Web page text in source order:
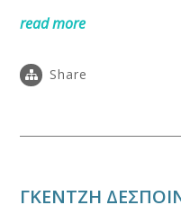
read more
Share
ΓΚΕΝΤΖΗ